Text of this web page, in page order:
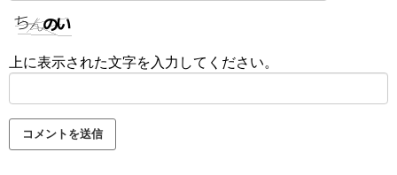
上に表示された文字を入力してください。